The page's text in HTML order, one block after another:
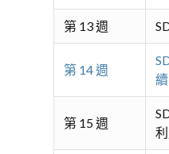
第 13 週
第 14 週
第 15 週